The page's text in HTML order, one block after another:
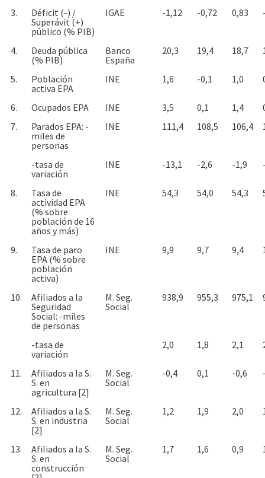
3.
Déficit (-) /
Superávit (+)
público (% PIB)
IGAE -1,12 -0,72 0,83
4.
Deuda pública
(% PIB)
Banco
España
20,3 19,4 18,7
5.
Población
activa EPA
INE 1,6 -0,1 1,0
6. Ocupados EPA INE 3,5 0,1 1,4
7.
Parados EPA: -
miles de
personas
INE 111,4 108,5 106,4
-tasa de
variación
INE -13,1 -2,6 -1,9
8.
Tasa de
actividad EPA
(% sobre
población de 16
años y más)
INE 54,3 54,0 54,3
9.
Tasa de paro
EPA (% sobre
población
activa)
INE 9,9 9,7 9,4
10.
Afiliados a la
Seguridad
Social: -miles
de personas
M. Seg.
Social
938,9 955,3 975,1
-tasa de
variación
2,0 1,8 2,1
11.
Afiliados a la S.
S. en
agricultura [2]
M. Seg.
Social
-0,4 0,1 -0,6
12.
Afiliados a la S.
S. en industria
[2]
M. Seg.
Social
1,2 1,9 2,0
13.
Afiliados a la S.
S. en
construcción
M. Seg.
Social
1,7 1,6 0,9